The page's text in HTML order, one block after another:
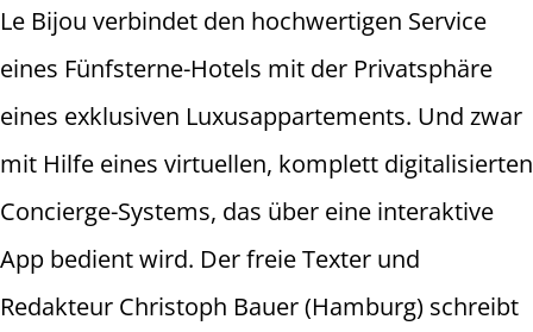
Le Bijou verbindet den hochwertigen Service
eines Fünfsterne-Hotels mit der Privatsphäre
eines exklusiven Luxusappartements. Und zwar
mit Hilfe eines virtuellen, komplett digitalisierten
Concierge-Systems, das über eine interaktive
App bedient wird. Der freie Texter und
Redakteur Christoph Bauer (Hamburg) schreibt